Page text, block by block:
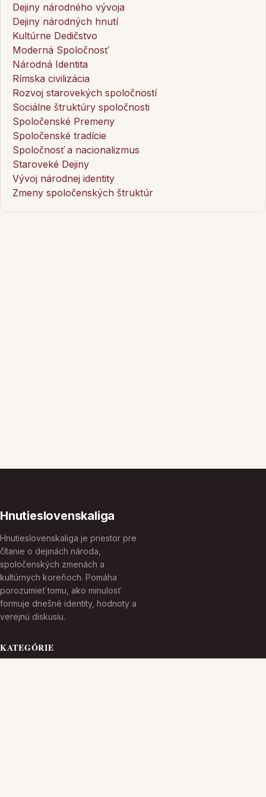
Dejiny národného vývoja
Dejiny národných hnutí
Kultúrne Dedičstvo
Moderná Spoločnosť
Národná Identita
Rímska civilizácia
Rozvoj starovekých spoločností
Sociálne štruktúry spoločnosti
Spoločenské Premeny
Spoločenské tradície
Spoločnosť a nacionalizmus
Staroveké Dejiny
Vývoj národnej identity
Zmeny spoločenských štruktúr
Hnutieslovenskaliga
Hnutieslovenskaliga je priestor pre
čítanie o dejinách národa,
spoločenských zmenách a
kultúrnych koreňoch. Pomáha
porozumieť tomu, ako minulosť
formuje dnešné identity, hodnoty a
verejnú diskusiu.
KATEGÓRIE